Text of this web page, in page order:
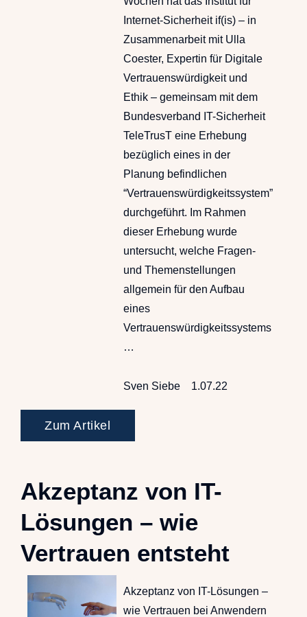
Internet-Sicherheit if(is) – in
Zusammenarbeit mit Ulla
Coester, Expertin für Digitale
Vertrauenswürdigkeit und
Ethik – gemeinsam mit dem
Bundesverband IT-Sicherheit
TeleTrusT eine Erhebung
bezüglich eines in der
Planung befindlichen
“Vertrauenswürdigkeitssystem”
durchgeführt. Im Rahmen
dieser Erhebung wurde
untersucht, welche Fragen-
und Themenstellungen
allgemein für den Aufbau
eines
Vertrauenswürdigkeitssystems
…
Sven Siebe 1.07.22
Zum Artikel
Akzeptanz von IT-
Lösungen – wie
Vertrauen entsteht
Akzeptanz von IT-Lösungen –
wie Vertrauen bei Anwendern